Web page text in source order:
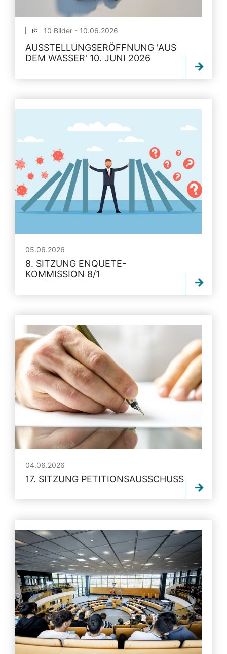
10 Bilder - 10.06.2026
AUSSTELLUNGSERÖFFNUNG 'AUS
DEM WASSER' 10. JUNI 2026
05.06.2026
8. SITZUNG ENQUETE-
KOMMISSION 8/1
04.06.2026
17. SITZUNG PETITIONSAUSSCHUSS